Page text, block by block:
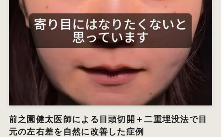
前之園健太医師による目頭切開＋二重埋没法で目
元の左右差を自然に改善した症例